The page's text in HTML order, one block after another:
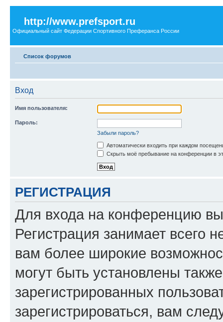
http://www.prefsport.ru
Официальный сайт Федерации Спортивного Преферанса России
Список форумов
Вход
Имя пользователя:
Пароль:
Забыли пароль?
Автоматически входить при каждом
Скрыть моё пребывание на конференции в
РЕГИСТРАЦИЯ
Для входа на конференцию
Регистрация занимает всего
вам более широкие
могут быть установлены
зарегистрированных
зарегистрироваться, вам